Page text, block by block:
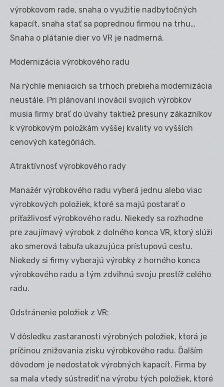
výrobkovom rade, snaha o využitie nadbytočných
kapacít, snaha stať sa poprednou firmou na trhu…
Snaha o plátanie dier vo VR je nadmerná.
Modernizácia výrobkového radu
Na rýchle meniacich sa trhoch prebieha modernizácia
neustále. Pri plánovaní inovácií svojich výrobkov
musia firmy brať do úvahy taktiež presuny zákazníkov
k výrobkovým položkám vyššej kvality vo vyšších
cenových kategóriách.
Atraktívnosť výrobkového rady
Manažér výrobkového radu vyberá jednu alebo viac
výrobkových položiek, ktoré sa majú postarať o
príťažlivosť výrobkového radu. Niekedy sa rozhodne
pre zaujímavý výrobok z dolného konca VR, ktorý slúži
ako smerová tabuľa ukazujúca prístupovú cestu.
Niekedy si firmy vyberajú výrobky z horného konca
výrobkového radu a tým zdvihnú svoju prestíž celého
radu.
Odstránenie položiek z VR:
V dôsledku zastaranosti výrobných položiek, ktorá je
príčinou znižovania zisku výrobkového radu. Ďalším
dôvodom je nedostatok výrobných kapacít. Firma by
sa mala vtedy sústrediť na výrobu tých položiek, ktoré